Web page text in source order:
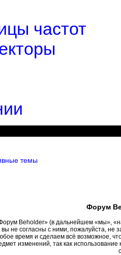
частот
темы
Форум
Beholder» (в дальнейшем «мы»,
не согласны с ними, пожалуйста, не
время и сделаем всё возможное,
изменений, так как